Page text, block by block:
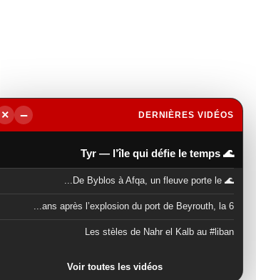
DERNIÈRES VIDÉOS
−
×
🌊 Tyr — l’île qui défie le temps
🌊 De Byblos à Afqa, un fleuve porte le...
6 ans après l’explosion du port de Beyrouth, la...
Les stèles de Nahr el Kalb au #liban
Voir toutes les vidéos